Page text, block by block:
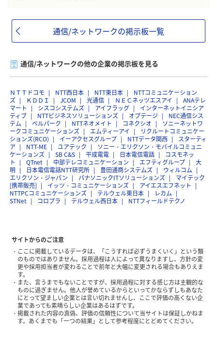
通信/ネットワークの掲示板一覧
通信/ネットワークの他の企業の掲示板を見る
ＮＴＴドコモ NTT西日本 NTT東日本
NTTコミュニケーション
ズ
ＫＤＤＩ JCOM 光通信 ＮＥＣネッツエスアイ
ANAテレ
マート
シスコシステムズ アイフラッグ
インターネットイニシア
ティブ
NTTビジネスソリューションズ オプテージ
NEC通信シス
テム
ベルパーク NTTネオメイト コネクシオ
ソニーネットワ
ークコミュニケーションズ
エムティーアイ
リクルートコミュニケー
ションズ(RCO)
イーアクセスグループ NTTデータ関西
スターティ
ア
NTT-ME ユアテック
ソニー・エリクソン・モバイルコミュニ
ケーションズ
SB C&S 平成電電 日本電信電話
コスモネッ
ト
QTnet 中部テレコミュニケーション エフティグループ
大
明
日本電信電話NTT研究所 豊田通商システムズ
ウィルコム
エリクソン・ジャパン
パナソニックITソリューションズ
マイテック
[携帯販売]
イッツ・コミュニケーションズ
アイエスエフネット
NTTPCコミュニケーションズ
テルウェル東日本
レカム
STNet
コロプラ テルウェル西日本 NTTフィールドテクノ
サイトからのご注意
ここに掲載しているデータは、「こうすれば必ずうまくいく」という類
のものではありません。採用過程は人によって異なりますし、方針の変
更や採用担当者が変わることで前年と大幅に変更される場合もありえま
す。
また、言うまでもないことですが、採用過程に対する感じ方は主観的な
ものに過ぎません。他人が誉めているからといってかならずしもあなた
にとって望ましい企業とは言い切れませんし、ここで評価の高くない企
業であっても素晴らしい企業はあるはずです。
掲載された内容の真偽、評価の信頼性について当サイトは保証しかねま
す。あくまでも「一つの結果」として参考程度にとどめてください。